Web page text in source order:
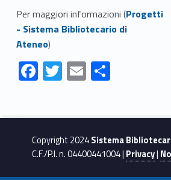
Per maggiori informazioni (Link identifier #identifier__197930-2
Progetti
- Sistema Bibliotecario di
Ateneo)
F
ac
o
T
w
er
E
m
l
S
Copyright 2024Sistema
C.F./P.I. n. 04400441004 | Privacy|